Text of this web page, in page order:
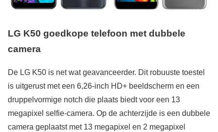
LG K50 goedkope telefoon met dubbele
camera
De LG K50 is net wat geavanceerder. Dit robuuste toestel
is uitgerust met een 6,26-inch HD+ beeldscherm en een
druppelvormige notch die plaats biedt voor een 13
megapixel selfie-camera. Op de achterzijde is een dubbele
camera geplaatst met 13 megapixel en 2 megapixel